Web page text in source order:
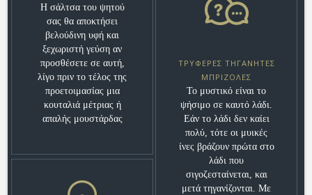
Η σάλτσα του ψητού
σας θα αποκτήσει
βελούδινη υφή και
ξεχωριστή γεύση αν
προσθέσετε σε αυτή,
λίγο πριν το τέλος της
προετοιμασίας μια
κουταλιά μέτριας ή
απαλής μουστάρδας
ΤΡΥΦΕΡΈΣ ΤΗΓΑΝΗΤΈΣ
ΜΠΡΙΖΌΛΕΣ
Το μυστικό είναι το
ψήσιμο σε καυτό λάδι.
Εάν το λάδι δεν καίει
πολύ, τότε οι μυικές
ίνες βράζουν πρώτα στο
λάδι που
σιγοζεσταίνεται, και
μετά τηγανίζονται. Με